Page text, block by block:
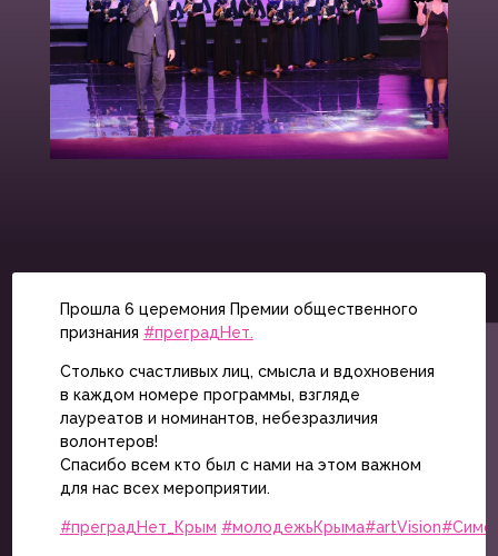
Прошла 6 церемония Премии общественного
признания #преградНет.
Столько счастливых лиц, смысла и вдохновения
в каждом номере программы, взгляде
лауреатов и номинантов, небезразличия
волонтеров!
Спасибо всем кто был с нами на этом важном
для нас всех мероприятии.
#преградНет_Крым #молодежьКрыма#artVision